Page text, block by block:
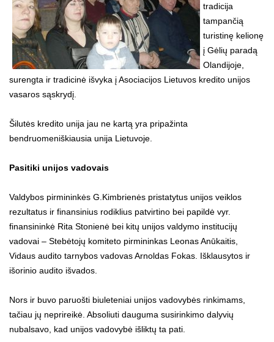
tradicija
tampančią
turistinę kelionę
į Gėlių paradą
Olandijoje,
surengta ir tradicinė išvyka į Asociacijos Lietuvos kredito unijos
vasaros sąskrydį.
Šilutės kredito unija jau ne kartą yra pripažinta
bendruomeniškiausia unija Lietuvoje.
Pasitiki unijos vadovais
Valdybos pirmininkės G.Kimbrienės pristatytus unijos veiklos
rezultatus ir finansinius rodiklius patvirtino bei papildė vyr.
finansininkė Rita Stonienė bei kitų unijos valdymo institucijų
vadovai – Stebėtojų komiteto pirmininkas Leonas Anūkaitis,
Vidaus audito tarnybos vadovas Arnoldas Fokas. Išklausytos ir
išorinio audito išvados.
Nors ir buvo paruošti biuleteniai unijos vadovybės rinkimams,
tačiau jų neprireikė. Absoliuti dauguma susirinkimo dalyvių
nubalsavo, kad unijos vadovybė išliktų ta pati.